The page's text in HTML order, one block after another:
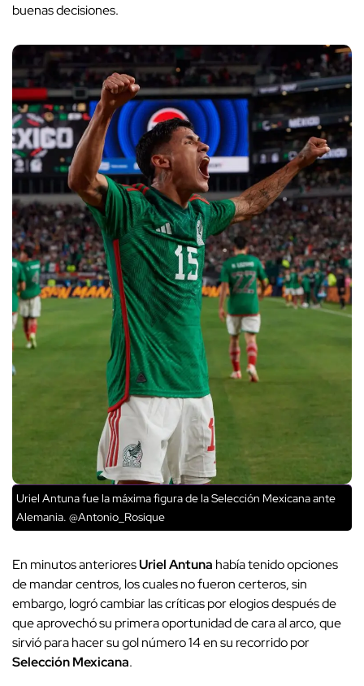
buenas decisiones.
Uriel Antuna fue la máxima figura de la Selección Mexicana ante
Alemania. @Antonio_Rosique
En minutos anterioresUriel Antuna había tenido opciones
de mandar centros, los cuales no fueron certeros, sin
embargo, logró cambiar las críticas por elogios después de
que aprovechó su primera oportunidad de cara al arco, que
sirvió para hacer su gol número 14 en su recorrido por
Selección Mexicana.